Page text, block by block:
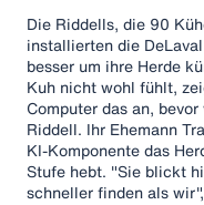
Die Riddells, die 90
installierten die
besser um ihre Herde
Kuh nicht wohl fühlt,
Computer das an,
Riddell. Ihr Ehemann
KI-Komponente das
Stufe hebt. "Sie blickt
schneller finden als